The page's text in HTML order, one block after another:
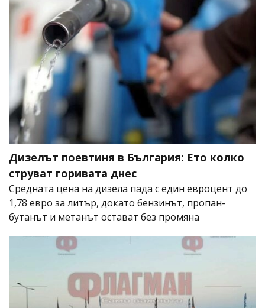
Дизелът поевтиня в България: Ето колко
струват горивата днес
Средната цена на дизела пада с един евроцент до
1,78 евро за литър, докато бензинът, пропан-
бутанът и метанът остават без промяна